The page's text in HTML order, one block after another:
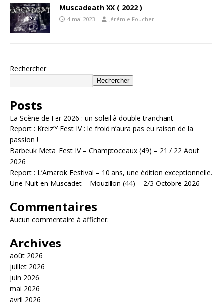
Muscadeath XX ( 2022 )
4 mai 2023 Jérémie Foucher
Rechercher
Rechercher
Posts
La Scène de Fer 2026 : un soleil à double tranchant
Report : Kreiz’Y Fest IV : le froid n’aura pas eu raison de la
passion !
Barbeuk Metal Fest IV – Champtoceaux (49) – 21 / 22 Aout
2026
Report : L’Amarok Festival – 10 ans, une édition exceptionnelle.
Une Nuit en Muscadet – Mouzillon (44) – 2/3 Octobre 2026
Commentaires
Aucun commentaire à afficher.
Archives
août 2026
juillet 2026
juin 2026
mai 2026
avril 2026